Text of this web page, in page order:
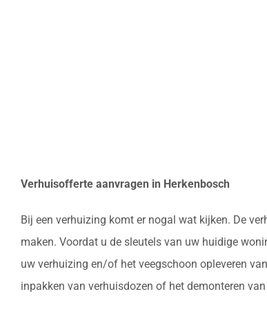
Verhuisofferte aanvragen in Herkenbosch
Bij een verhuizing komt er nogal wat kijken. De
maken. Voordat u de sleutels van uw huidige
uw verhuizing en/of het veegschoon opleveren
inpakken van verhuisdozen of het demonteren